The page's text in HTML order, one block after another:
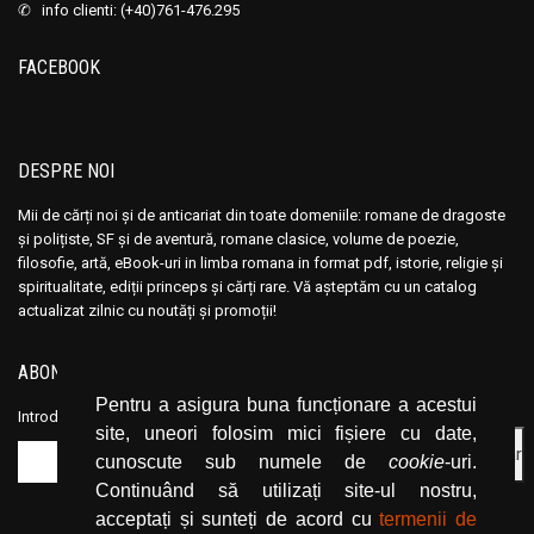
Pentru a asigura buna funcționare a acestui
site, uneori folosim mici fișiere cu date,
cunoscute sub numele de cookie-uri.
Continuând să utilizați site-ul nostru,
acceptați și sunteți de acord cutermenii de
Ana Maria Marin
Anatole France
Anca Dan
Andocide
Andre Bejin
Andre Castelot
Andre Clot
Andre Malraux
Andre Maurois
Andre Miquel
Andre Theuriet
Ana Maria Marin
Anatole France
Anca Dan
Andocide
Andre Bejin
Andre Castelot
Andre Clot
Andre Malraux
Andre Maurois
Andre Miquel
Andre Theuriet
✆ info clienti: (+40)761-476.295
FACEBOOK
DESPRE NOI
Mii de cărți noi și de anticariat din toate domeniile: romane de dragoste
și polițiste, SF și de aventură, romane clasice, volume de poezie,
filosofie, artă, eBook-uri in limba romana in format pdf, istorie, religie și
spiritualitate, ediții princeps și cărți rare. Vă așteptăm cu un catalog
actualizat zilnic cu noutăți și promoții!
ABONEAZĂ-TE LA NEWSLETTER
Introduceți adresa dvs. de email și dați click pe butonul de abonare.